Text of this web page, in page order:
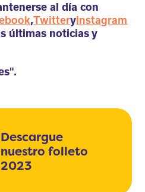
al día con
,TwitteryInstagram
últimas noticias y
Descargue
nuestro folleto
2023